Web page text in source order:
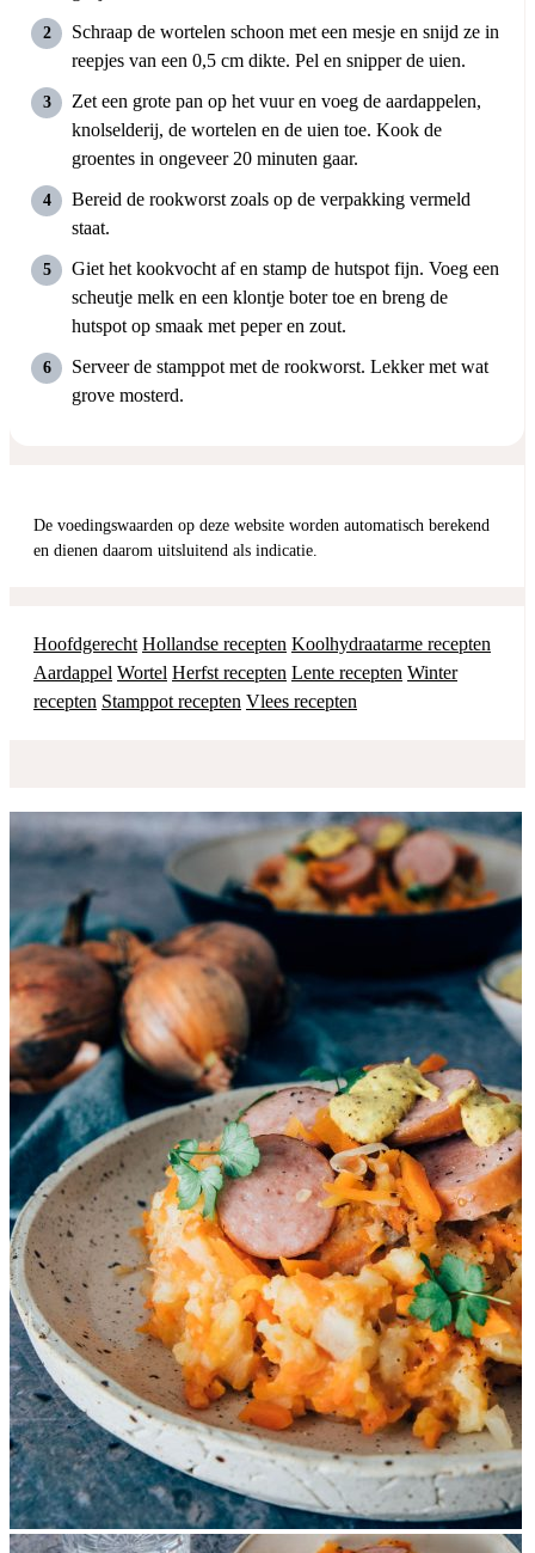
Schraap de wortelen schoon met een mesje en snijd ze in
reepjes van een 0,5 cm dikte. Pel en snipper de uien.
Zet een grote pan op het vuur en voeg de aardappelen,
knolselderij, de wortelen en de uien toe. Kook de
groentes in ongeveer 20 minuten gaar.
Bereid de rookworst zoals op de verpakking vermeld
staat.
Giet het kookvocht af en stamp de hutspot fijn. Voeg een
scheutje melk en een klontje boter toe en breng de
hutspot op smaak met peper en zout.
Serveer de stamppot met de rookworst. Lekker met wat
grove mosterd.
De voedingswaarden op deze website worden automatisch berekend
en dienen daarom uitsluitend als indicatie.
Hoofdgerecht Hollandse recepten Koolhydraatarme recepten
Aardappel Wortel Herfst recepten Lente recepten Winter
recepten Stamppot recepten Vlees recepten